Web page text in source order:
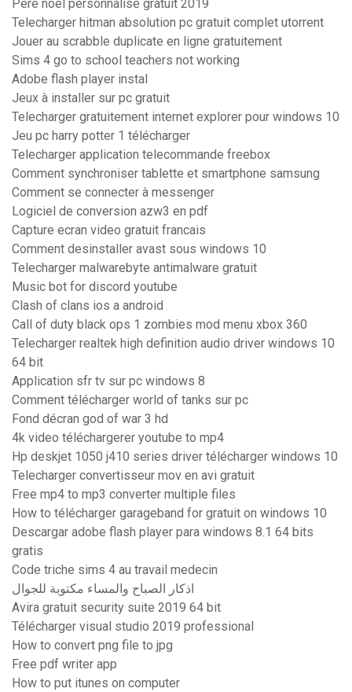
Pere noel personnalisé gratuit 2019
Telecharger hitman absolution pc gratuit complet utorrent
Jouer au scrabble duplicate en ligne gratuitement
Sims 4 go to school teachers not working
Adobe flash player instal
Jeux à installer sur pc gratuit
Telecharger gratuitement internet explorer pour windows 10
Jeu pc harry potter 1 télécharger
Telecharger application telecommande freebox
Comment synchroniser tablette et smartphone samsung
Comment se connecter à messenger
Logiciel de conversion azw3 en pdf
Capture ecran video gratuit francais
Comment desinstaller avast sous windows 10
Telecharger malwarebyte antimalware gratuit
Music bot for discord youtube
Clash of clans ios a android
Call of duty black ops 1 zombies mod menu xbox 360
Telecharger realtek high definition audio driver windows 10
64 bit
Application sfr tv sur pc windows 8
Comment télécharger world of tanks sur pc
Fond décran god of war 3 hd
4k video téléchargerer youtube to mp4
Hp deskjet 1050 j410 series driver télécharger windows 10
Telecharger convertisseur mov en avi gratuit
Free mp4 to mp3 converter multiple files
How to télécharger garageband for gratuit on windows 10
Descargar adobe flash player para windows 8.1 64 bits
gratis
Code triche sims 4 au travail medecin
اذكار الصباح والمساء مكتوبة للجوال
Avira gratuit security suite 2019 64 bit
Télécharger visual studio 2019 professional
How to convert png file to jpg
Free pdf writer app
How to put itunes on computer